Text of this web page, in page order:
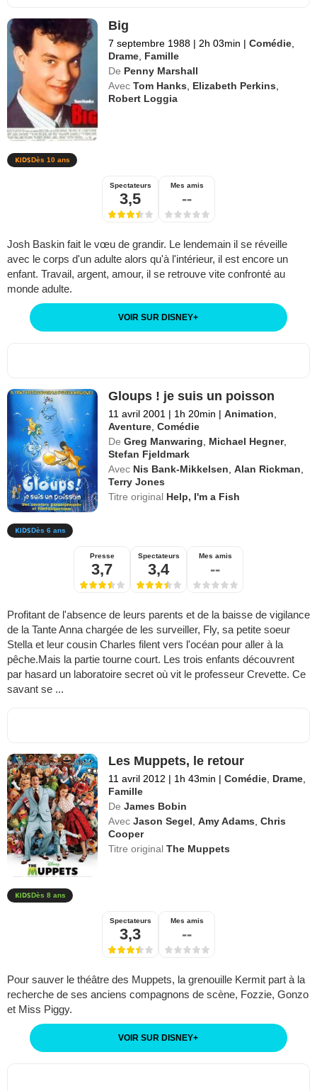
Big
7 septembre 1988 | 2h 03min | Comédie
Drame Famille
De Penny Marshall
Avec Tom Hanks Elizabeth Perkins
Robert Loggia
Dès 10 ans
Spectateurs
3,5
Mes amis
--
Josh Baskin fait le vœu de grandir. Le lendemain il se réveille
avec le corps d'un adulte alors qu'à l'intérieur, il est encore un
enfant. Travail, argent, amour, il se retrouve vite confronté au
monde adulte.
VOIR SUR DISNEY+
Gloups ! je suis un poisson
11 avril 2001 | 1h 20min | Animation
Aventure ,Comédie
De Greg Manwaring Michael Hegner,
Stefan Fjeldmark
Avec Nis Bank-Mikkelsen ,Alan Rickman
Terry Jones
Titre original Help, I'm a Fish
Dès 6 ans
Presse
3,7
Spectateurs
3,4
Mes amis
--
Profitant de l'absence de leurs parents et de la baisse de vigilance
de la Tante Anna chargée de les surveiller, Fly, sa petite soeur
Stella et leur cousin Charles filent vers l'océan pour aller à la
pêche.Mais la partie tourne court. Les trois enfants découvrent
par hasard un laboratoire secret où vit le professeur Crevette. Ce
savant se ...
Les Muppets, le retour
11 avril 2012 | 1h 43min | Comédie Drame
Famille
De James Bobin
Avec Jason Segel ,Amy Adams ,Chris
Cooper
Titre originalThe Muppets
Dès 8 ans
Spectateurs
3,3
Mes amis
--
Pour sauver le théâtre des Muppets, la grenouille Kermit part à la
recherche de ses anciens compagnons de scène, Fozzie, Gonzo
et Miss Piggy.
VOIR SUR DISNEY+